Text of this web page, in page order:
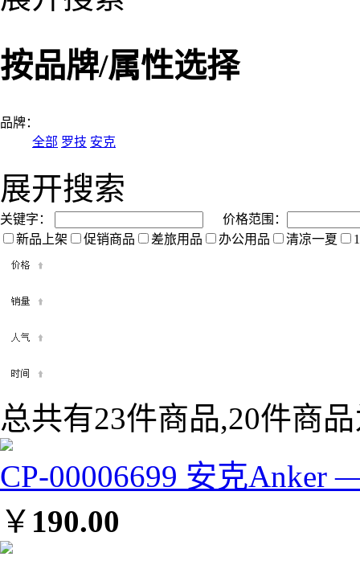
按品牌/属性选择
品牌：
全部 罗技 安克
展开搜索
关键字：
价格范围：
新品上架
促销商品 差旅用品 办公用品 清凉一夏
总共有23件商品,20件商
CP-00006699 安克Anker
￥ 190.00